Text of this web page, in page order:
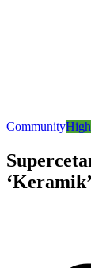
Community